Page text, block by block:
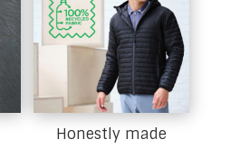
Honestly made